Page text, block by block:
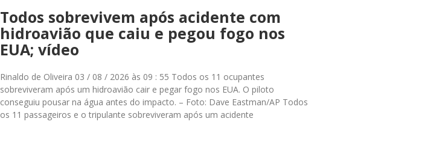
Todos sobrevivem após acidente com
hidroavião que caiu e pegou fogo nos
EUA; vídeo
Rinaldo de Oliveira 03 / 08 / 2026 às 09 : 55 Todos os 11 ocupantes
sobreviveram após um hidroavião cair e pegar fogo nos EUA. O piloto
conseguiu pousar na água antes do impacto. – Foto: Dave Eastman/AP Todos
os 11 passageiros e o tripulante sobreviveram após um acidente